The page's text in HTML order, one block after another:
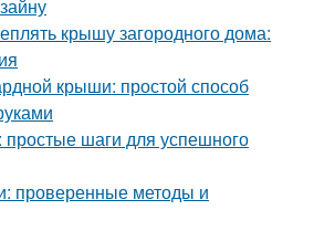
крышу загородного дома:
крыши: простой способ
шаги для успешного
проверенные методы и